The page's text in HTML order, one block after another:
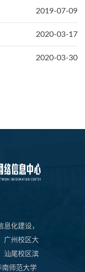
2019-07-09
2020-03-17
2020-03-30
化建设，
广州校区大
汕尾校区滨
南师范大学